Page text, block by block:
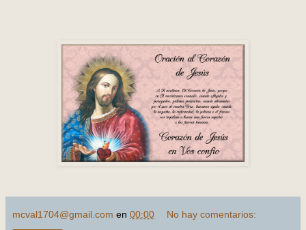
mcval1704@gmail.com en 00:00 No hay comentarios: